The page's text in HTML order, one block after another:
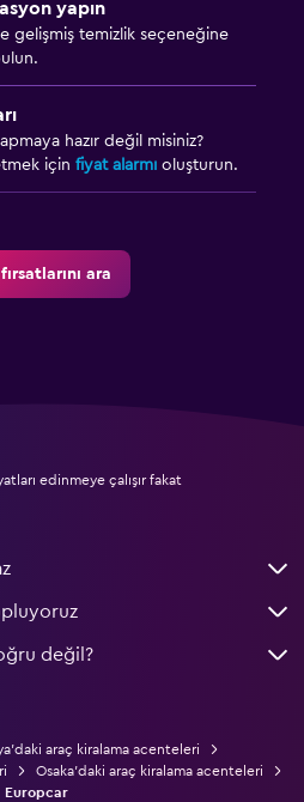
yapın
gelişmiş temizlik seçeneğine
hazır değil misiniz?
için fiyat alarmı oluşturun.
ara
edinmeye çalışır fakat
değil?
araç kiralama acenteleri
Osaka'daki araç kiralama acenteleri
Europcar